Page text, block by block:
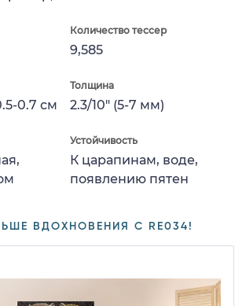
Количество тессер
9,585
0.7 см
Толщина
2.3/10" (5-7 мм)
Устойчивость
К царапинам, воде,
появлению пятен
ВДОХНОВЕНИЯ С RE034!